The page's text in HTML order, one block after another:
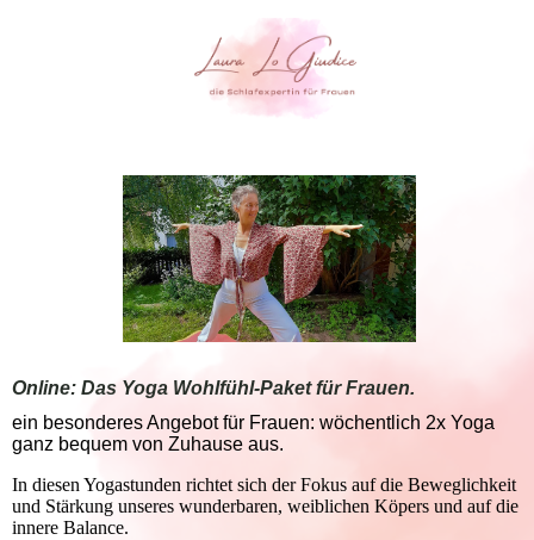
Online: Das Yoga Wohlfühl-Paket für Frauen.
ein besonderes Angebot für Frauen: wöchentlich 2x Yoga
ganz bequem von Zuhause aus.
In diesen Yogastunden richtet sich der Fokus auf die Beweglichkeit
und Stärkung unseres wunderbaren, weiblichen Köpers und auf die
innere Balance.